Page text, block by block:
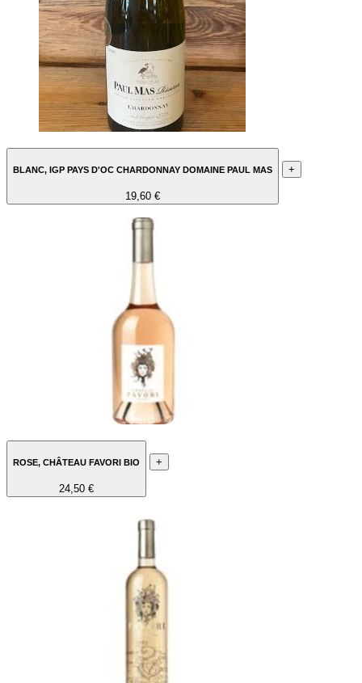
BLANC, IGP PAYS D'OC CHARDONNAY DOMAINE PAUL MAS
19,60 €
+
ROSE, CHÂTEAU FAVORI BIO
24,50 €
+